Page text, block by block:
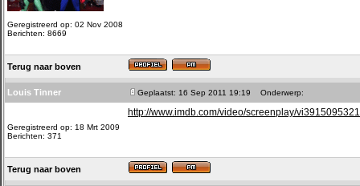
Geregistreerd op: 02 Nov 2008
Berichten: 8669
Terug naar boven
Louis Tinner Geplaatst: 16 Sep 2011 19:19 Onderwerp:
Geregistreerd op: 18 Mrt 2009
Berichten: 371
http://www.imdb.com/video/screenplay/
Terug naar boven